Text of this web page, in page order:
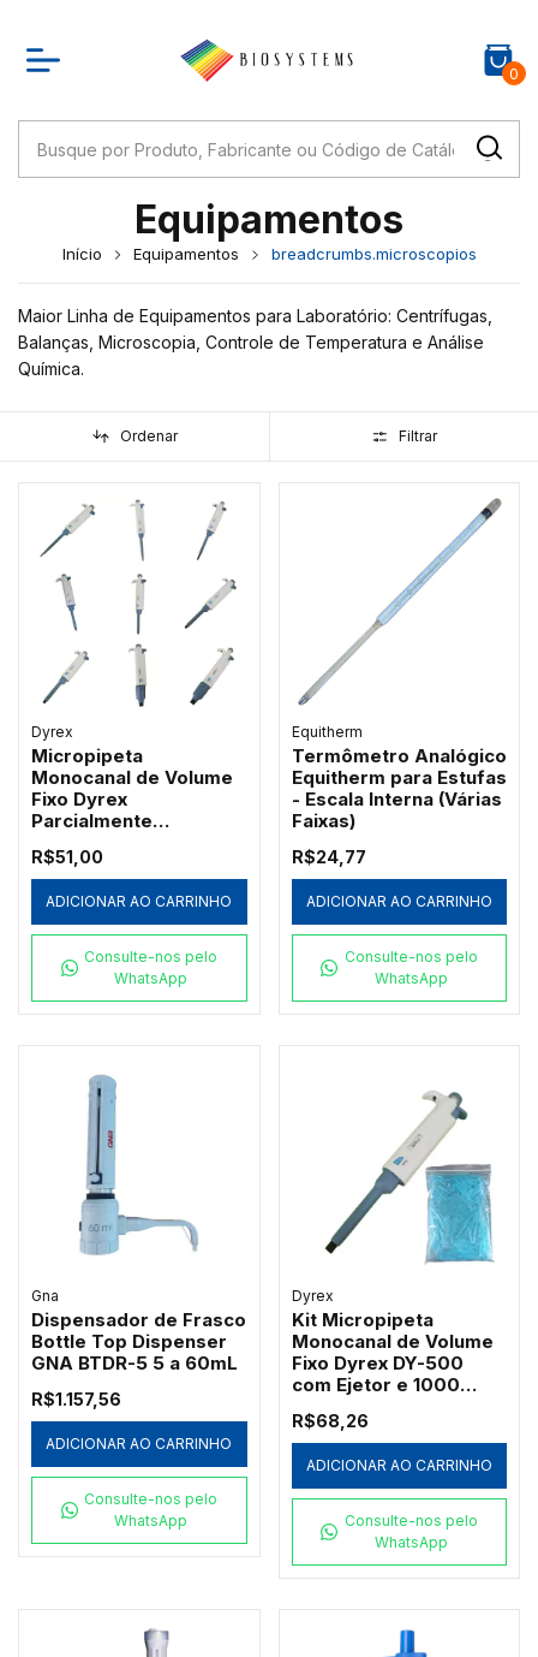
0
Equipamentos
Início Equipamentos breadcrumbs.microscopios
Maior Linha de Equipamentos para Laboratório: Centrífugas,
Balanças, Microscopia, Controle de Temperatura e Análise
Química.
Ordenar Filtrar
Dyrex
Micropipeta
Monocanal de Volume
Fixo Dyrex
Parcialmente
R$51,00
ADICIONAR AO CARRINHO
Consulte-nos pelo
WhatsApp
Equitherm
Termômetro Analógico
Equitherm para Estufas
- Escala Interna (Várias
Faixas)
R$24,77
ADICIONAR AO CARRINHO
Consulte-nos pelo
WhatsApp
Gna
Dispensador de Frasco
Bottle Top Dispenser
GNA BTDR-5 5 a 60mL
R$1.157,56
ADICIONAR AO CARRINHO
Consulte-nos pelo
WhatsApp
Dyrex
Kit Micropipeta
Monocanal de Volume
Fixo Dyrex DY-500
com Ejetor e 1000
Redplast 500µL
R$68,26
ADICIONAR AO CARRINHO
Consulte-nos pelo
WhatsApp